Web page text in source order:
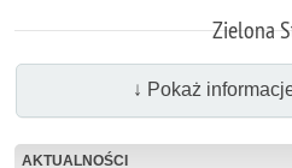
Zielona
↓ Pokaż
AKTUALNOŚCI